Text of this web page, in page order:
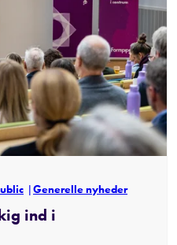
Generelle nyheder
ind i